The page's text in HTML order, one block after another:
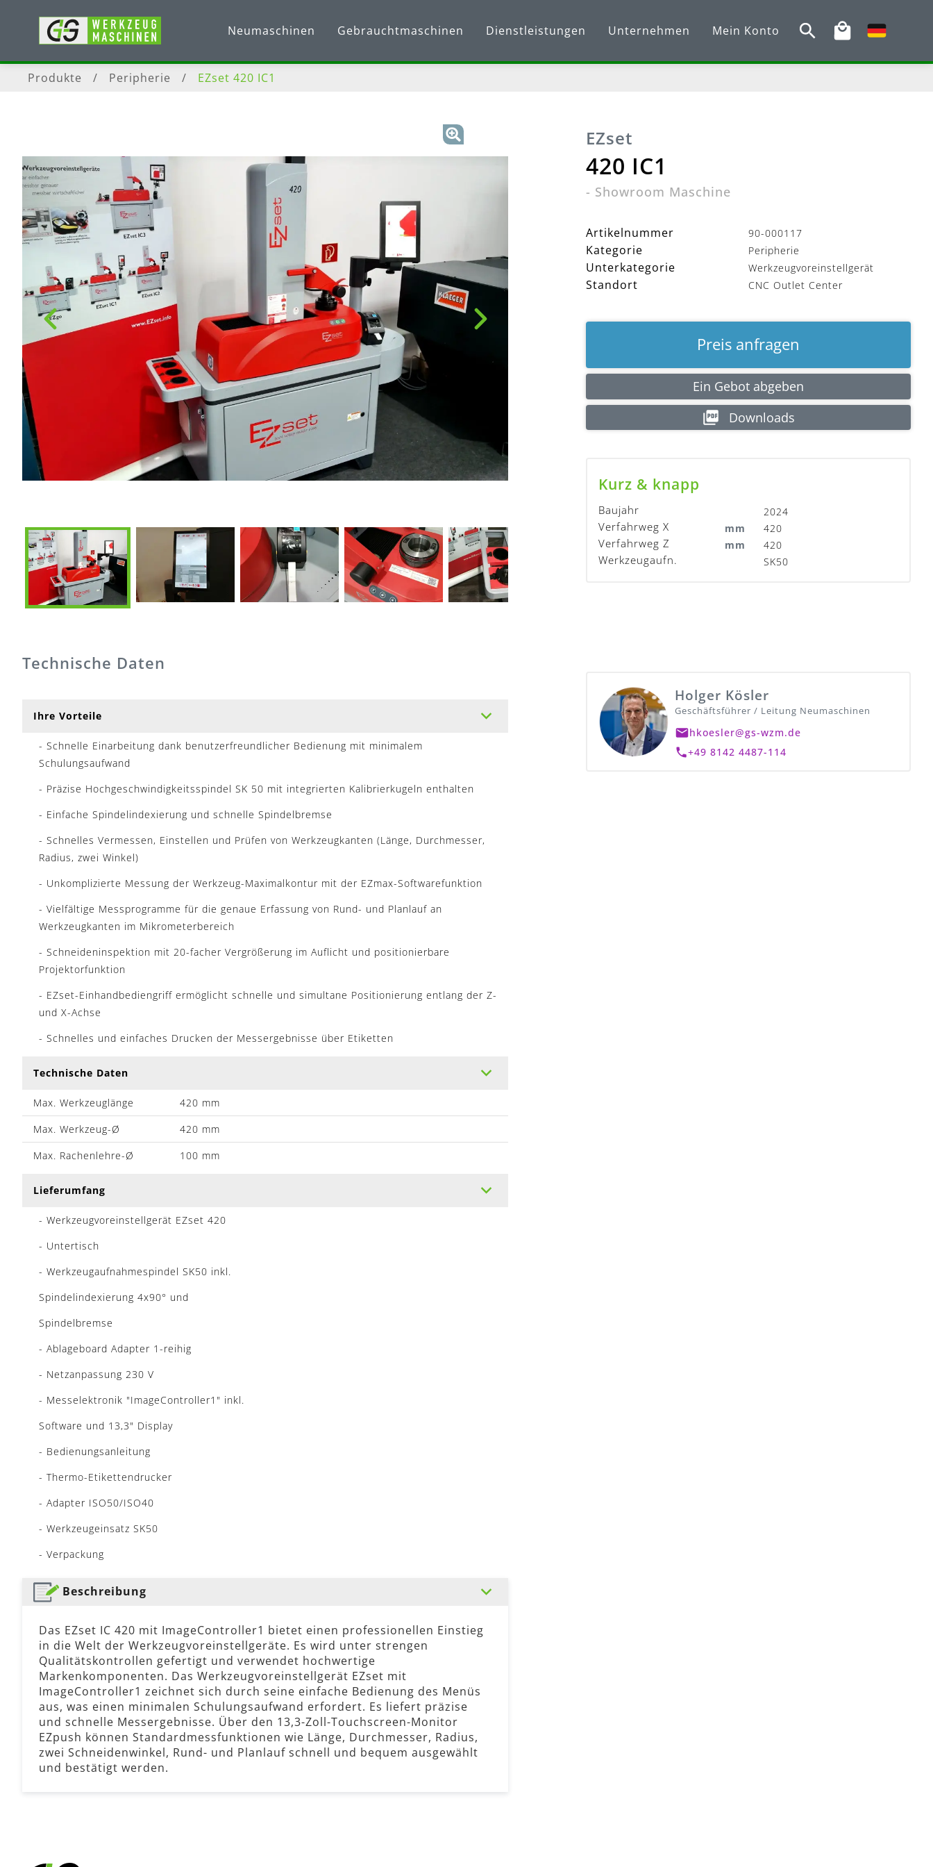
Neumaschinen Gebrauchtmaschinen Dienstleistungen Unternehmen Mein Konto
Produkte / Peripherie / EZset 420 IC1
EZset
420 IC1
- Showroom Maschine
Artikelnummer 90-000117
Kategorie Peripherie
Unterkategorie Werkzeugvoreinstellgerät
Standort CNC Outlet Center
Preis anfragen
Ein Gebot abgeben
Downloads
Kurz & knapp
Baujahr 2024
Verfahrweg X mm 420
Verfahrweg Z mm 420
Werkzeugaufn. SK50
Technische Daten
Ihre Vorteile
- Schnelle Einarbeitung dank benutzerfreundlicher Bedienung mit minimalem
Schulungsaufwand
- Präzise Hochgeschwindigkeitsspindel SK 50 mit integrierten Kalibrierkugeln enthalten
- Einfache Spindelindexierung und schnelle Spindelbremse
- Schnelles Vermessen, Einstellen und Prüfen von Werkzeugkanten (Länge, Durchmesser,
Radius, zwei Winkel)
- Unkomplizierte Messung der Werkzeug-Maximalkontur mit der EZmax-Softwarefunktion
- Vielfältige Messprogramme für die genaue Erfassung von Rund- und Planlauf an
Werkzeugkanten im Mikrometerbereich
- Schneideninspektion mit 20-facher Vergrößerung im Auflicht und positionierbare
Projektorfunktion
- EZset-Einhandbediengriff ermöglicht schnelle und simultane Positionierung entlang der Z-
und X-Achse
- Schnelles und einfaches Drucken der Messergebnisse über Etiketten
Technische Daten
Max. Werkzeuglänge
420 mm
Max. Werkzeug-Ø
420 mm
Max. Rachenlehre-Ø
100 mm
Lieferumfang
- Werkzeugvoreinstellgerät EZset 420
- Untertisch
- Werkzeugaufnahmespindel SK50 inkl.
Spindelindexierung 4x90° und
Spindelbremse
- Ablageboard Adapter 1-reihig
- Netzanpassung 230 V
- Messelektronik "ImageController1" inkl.
Software und 13,3" Display
- Bedienungsanleitung
- Thermo-Etikettendrucker
- Adapter ISO50/ISO40
- Werkzeugeinsatz SK50
- Verpackung
Beschreibung
Das EZset IC 420 mit ImageController1 bietet einen professionellen Einstieg
in die Welt der Werkzeugvoreinstellgeräte. Es wird unter strengen
Qualitätskontrollen gefertigt und verwendet hochwertige
Markenkomponenten. Das Werkzeugvoreinstellgerät EZset mit
ImageController1 zeichnet sich durch seine einfache Bedienung des Menüs
aus, was einen minimalen Schulungsaufwand erfordert. Es liefert präzise
und schnelle Messergebnisse. Über den 13,3-Zoll-Touchscreen-Monitor
EZpush können Standardmessfunktionen wie Länge, Durchmesser, Radius,
zwei Schneidenwinkel, Rund- und Planlauf schnell und bequem ausgewählt
und bestätigt werden.
Holger Kösler
Geschäftsführer / Leitung Neumaschinen
hkoesler@gs-wzm.de
+49 8142 4487-114